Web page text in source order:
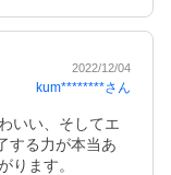
2022/12/04
kum********さん
いい、そしてエ
する力が本当あ
ります。